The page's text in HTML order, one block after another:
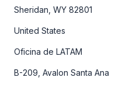
Sheridan, WY 82801
United States
Oficina de LATAM
B-209, Avalon Santa Ana